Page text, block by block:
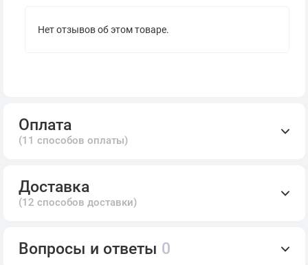
Нет отзывов об этом товаре.
Оплата
(11 способов оплаты)
Доставка
(12 способов доставки)
Вопросы и ответы 0